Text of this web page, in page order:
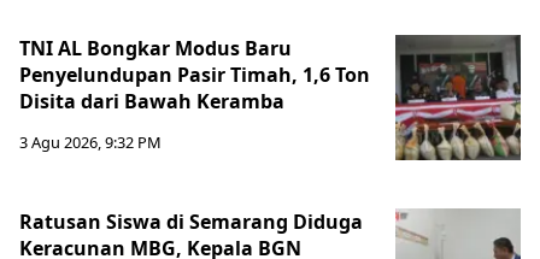
TNI AL Bongkar Modus Baru
Penyelundupan Pasir Timah, 1,6 Ton
Disita dari Bawah Keramba
3 Agu 2026, 9:32 PM
Ratusan Siswa di Semarang Diduga
Keracunan MBG, Kepala BGN